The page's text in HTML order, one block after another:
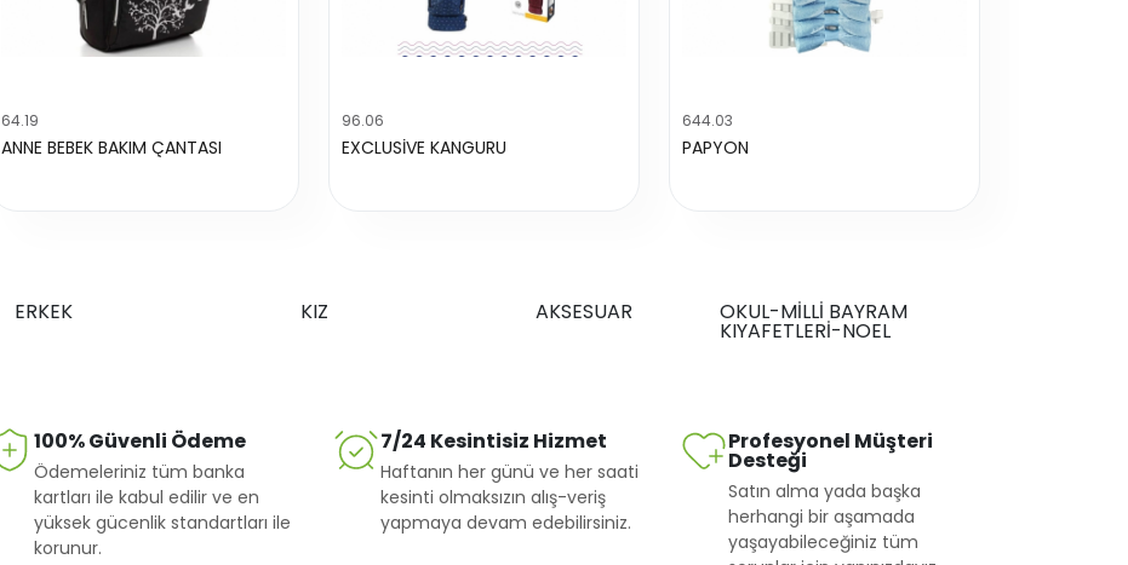
64.19
ANNE BEBEK BAKIM ÇANTASI
96.06
EXCLUSİVE KANGURU
644.03
PAPYON
ERKEK KIZ AKSESUAR OKUL-MİLLİ BAYRAM
KIYAFETLERİ-NOEL
100% Güvenli Ödeme
Ödemeleriniz tüm banka
kartları ile kabul edilir ve en
yüksek gücenlik standartları ile
korunur.
7/24 Kesintisiz Hizmet
Haftanın her günü ve her saati
kesinti olmaksızın alış-veriş
yapmaya devam edebilirsiniz.
Profesyonel Müşteri
Desteği
Satın alma yada başka
herhangi bir aşamada
yaşayabileceğiniz tüm